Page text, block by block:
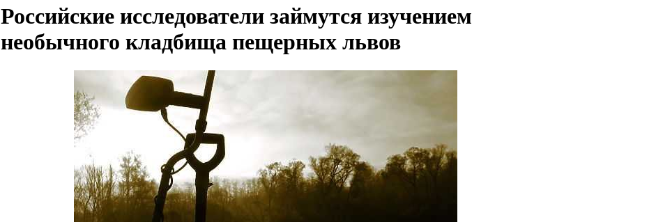
Российские исследователи займутся изучением
необычного кладбища пещерных львов